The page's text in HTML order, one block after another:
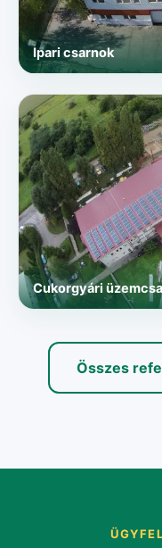
Ipari csarnok
Cukorgyári
Összes